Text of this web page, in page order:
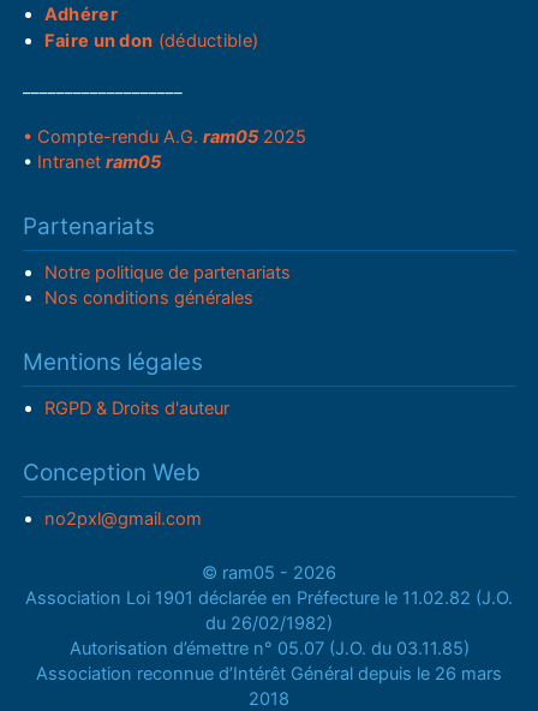
Adhérer
Faire un don (déductible)
• Compte-rendu A.G.ram05 2025
• Intranetram05
Partenariats
Notre politique de partenariats
Nos conditions générales
Mentions légales
RGPD & Droits d'auteur
Conception Web
no2pxl@gmail.com
© ram05 - 2026
Association Loi 1901 déclarée en Préfecture le 11.02.82 (J.O.
du 26/02/1982)
Autorisation d’émettre n° 05.07 (J.O. du 03.11.85)
Association reconnue d’Intérêt Général depuis le 26 mars
2018